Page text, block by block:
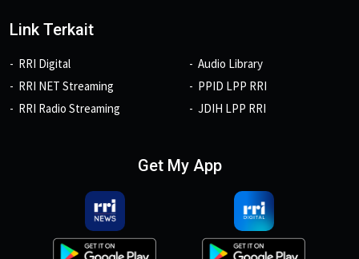
Link Terkait
RRI Digital
RRI NET Streaming
RRI Radio Streaming
Audio Library
PPID LPP RRI
JDIH LPP RRI
Get My App